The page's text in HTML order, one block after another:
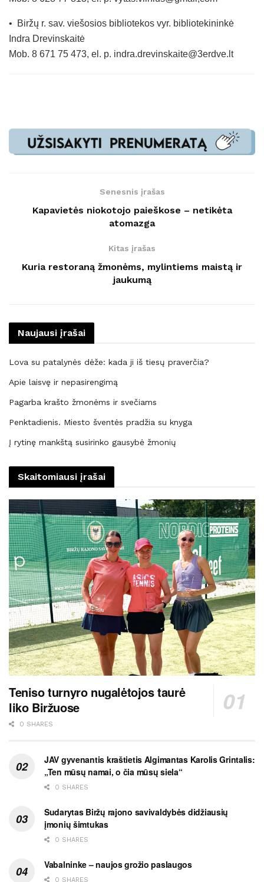
• Biržų r. sav. viešosios bibliotekos vyr. bibliotekininkė
Indra Drevinskaitė
Mob. 8 671 75 473, el. p. indra.drevinskaite@3erdve.lt
Senesnis įrašas
Kapavietės niokotojo paieškose – netikėta
atomazga
Kitas įrašas
Kuria restoraną žmonėms, mylintiems maistą ir
jaukumą
Naujausi įrašai
Lova su patalynės dėže: kada ji iš tiesų praverčia?
Apie laisvę ir nepasirengimą
Pagarba krašto žmonėms ir svečiams
Penktadienis. Miesto šventės pradžia su knyga
Į rytinę mankštą susirinko gausybė žmonių
Skaitomiausi įrašai
Teniso turnyro nugalėtojos taurė
liko Biržuose
0 SHARES
JAV gyvenantis kraštietis Algimantas Karolis Grintalis:
„Ten mūsų namai, o čia mūsų siela“
0 SHARES
Sudarytas Biržų rajono savivaldybės didžiausių
įmonių šimtukas
0 SHARES
Vabalninke – naujos grožio paslaugos
0 SHARES